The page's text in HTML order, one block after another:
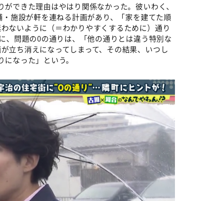
できた理由はやはり関係なかった。彼いわく、
施設が軒を連ねる計画があり、「家を建てた順
ないように（＝わかりやすくするために）通り
、問題の0の通りは、「他の通りとは違う特別な
立ち消えになってしまって、その結果、いつし
なった」という。